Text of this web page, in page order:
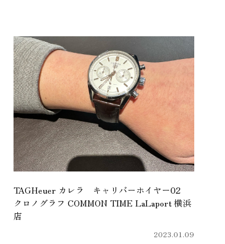
TAGHeuer カレラ キャリバーホイヤー02
クロノグラフ COMMON TIME LaLaport 横浜
店
2023.01.09